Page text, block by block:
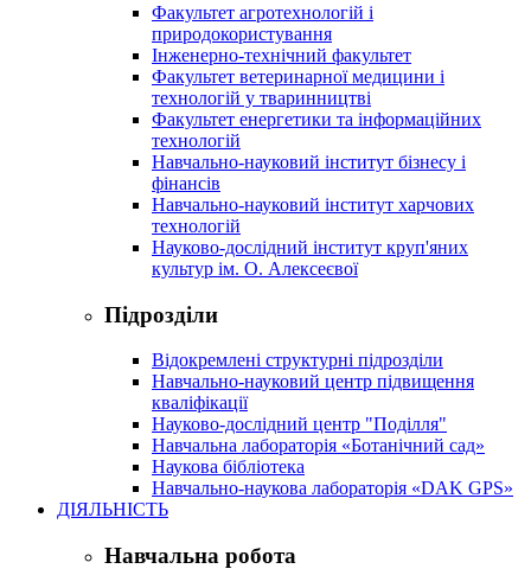
Факультет агротехнологій і
природокористування
Інженерно-технічний факультет
Факультет ветеринарної медицини і
технологій у тваринництві
Факультет енергетики та інформаційних
технологій
Навчально-науковий інститут бізнесу і
фінансів
Навчально-науковий інститут харчових
технологій
Науково-дослідний інститут круп'яних
культур ім. О. Алексеєвої
Підрозділи
Відокремлені структурні підрозділи
Навчально-науковий центр підвищення
кваліфікації
Науково-дослідний центр "Поділля"
Навчальна лабораторія «Ботанічний сад»
Наукова бібліотека
Навчально-наукова лабораторія «DAK GPS»
ДІЯЛЬНІСТЬ
Навчальна робота